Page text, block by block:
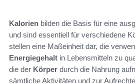
Kalorien bilden die Basis für eine
und sind essentiell für verschiedene
stellen eine Maßeinheit dar, die
Energiegehalt in Lebensmitteln zu
die der Körper durch die Nahrung
sämtliche Aktivitäten und zur